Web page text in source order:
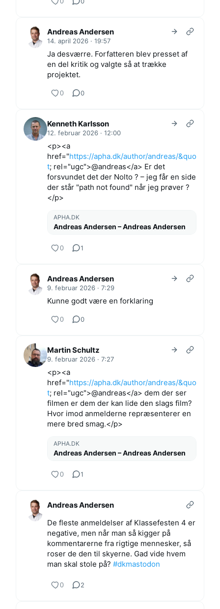
Andreas Andersen
14. april 2026 · 19:57
Ja desværre. Forfatteren blev presset af
en del kritik og valgte så at trække
projektet.
0 0
Kenneth Karlsson
12. februar 2026 · 12:00
<p><a
href="https://apha.dk/author/andreas/&quo
t; rel="ugc">@andreas</a> Er det
forsvundet det der Nolto ? – jeg får en side
der står "path not found" når jeg prøver ?
</p>
APHA.DK
Andreas Andersen – Andreas Andersen
0 1
Andreas Andersen
9. februar 2026 · 7:29
Kunne godt være en forklaring
0 0
Martin Schultz
9. februar 2026 · 7:27
<p><a
href="https://apha.dk/author/andreas/&quo
t; rel="ugc">@andreas</a> dem der ser
filmen er dem der kan lide den slags film?
Hvor imod anmelderne repræsenterer en
mere bred smag.</p>
APHA.DK
Andreas Andersen – Andreas Andersen
0 1
Andreas Andersen
De fleste anmeldelser af Klassefesten 4 er
negative, men når man så kigger på
kommentarerne fra rigtige mennesker, så
roser de den til skyerne. Gad vide hvem
man skal stole på? #dkmastodon
0 2